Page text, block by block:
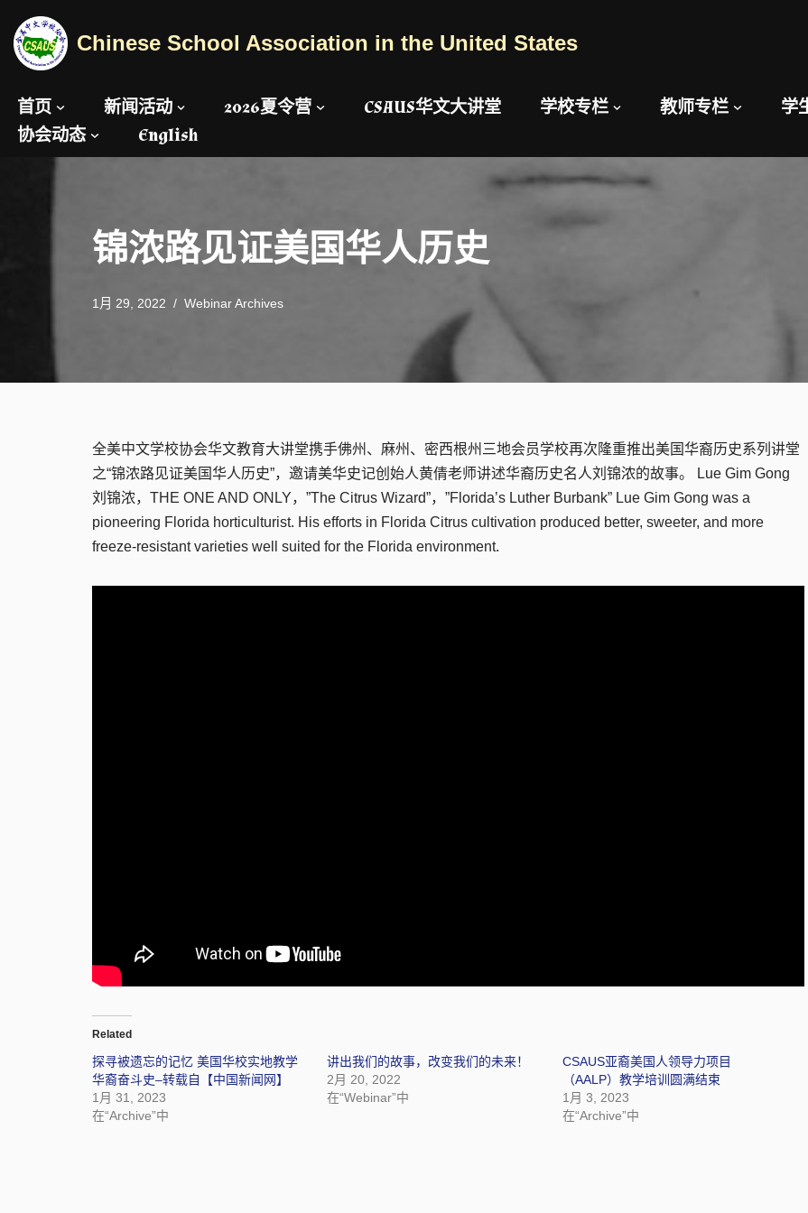
跳
正
文
Chinese School Association in the United States
首页 新闻活动 2026夏令营 CSAUS华文大讲堂 学校专栏 教师专栏 学
协会动态
English
锦浓路见证美国华人历史
1月 29, 2022 Webinar Archives
全美中文学校协会华文教育大讲堂携手佛州、麻州、密西根州三地会员学校再次隆重推出美国华裔历史系列讲堂
之“锦浓路见证美国华人历史”，邀请美华史记创始人黄倩老师讲述华裔历史名人刘锦浓的故事。 Lue Gim Gong
刘锦浓，THE ONE AND ONLY，”The Citrus Wizard”，”Florida’s Luther Burbank” Lue Gim Gong was a
pioneering Florida horticulturist. His efforts in Florida Citrus cultivation produced better, sweeter, and more
freeze-resistant varieties well suited for the Florida environment.
Related
探寻被遗忘的记忆 美国华校实地教学
华裔奋斗史–转载自【中国新闻网】
1月 31, 2023
在“Archive”中
讲出我们的故事，改变我们的未来！
2月 20, 2022
在“Webinar”中
CSAUS亚裔美国人领导力项目
（AALP）教学培训圆满结束
1月 3, 2023
在“Archive”中